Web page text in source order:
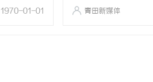
1970-01-01 青田新媒体